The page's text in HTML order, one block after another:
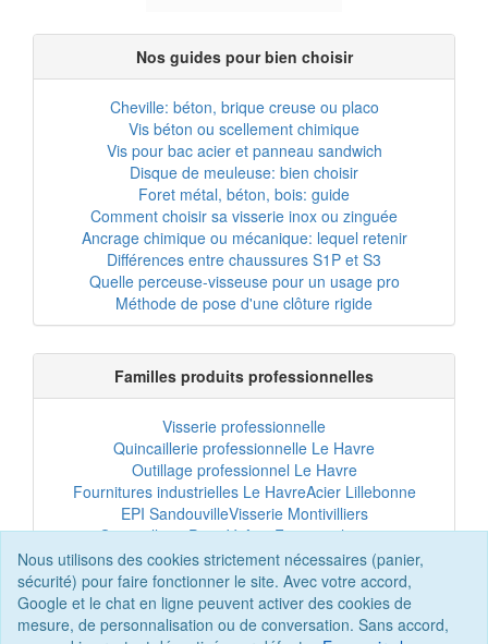
Nous utilisons des cookies strictement nécessaires (panier,
sécurité) pour faire fonctionner le site. Avec votre accord,
Google et le chat en ligne peuvent activer des cookies de
mesure, de personnalisation ou de conversation. Sans accord,
Nos guides pour bien choisir
Cheville: béton, brique creuse ou placo
Vis béton ou scellement chimique
Vis pour bac acier et panneau sandwich
Disque de meuleuse: bien choisir
Foret métal, béton, bois: guide
Comment choisir sa visserie inox ou zinguée
Ancrage chimique ou mécanique: lequel retenir
Différences entre chaussures S1P et S3
Quelle perceuse-visseuse pour un usage pro
Méthode de pose d'une clôture rigide
Familles produits professionnelles
Visserie professionnelle
Quincaillerie professionnelle Le Havre
Outillage professionnel Le Havre
Fournitures industrielles Le HavreAcier Lillebonne
EPI SandouvilleVisserie Montivilliers
Quincaillerie Port-JérômeFixation chantier
EPI professionnelOutillage maintenance
Acier professionnelTôles et bardage
Scellement chimiqueClôtures Le Havre